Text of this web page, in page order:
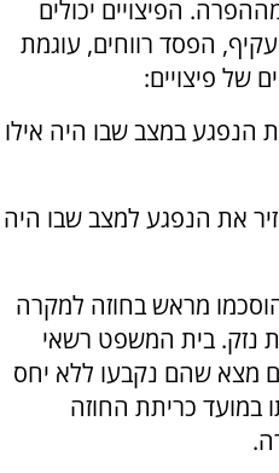
הפיצויים יכולים
ועקיף, הפסד רווחים, עוגמת
של פיצויים:
הנפגע במצב שבו היה אילו
את הנפגע למצב שבו היה
מראש בחוזה למקרה
נזק. בית המשפט רשאי
מצא שהם נקבעו ללא יחס
במועד כריתת החוזה